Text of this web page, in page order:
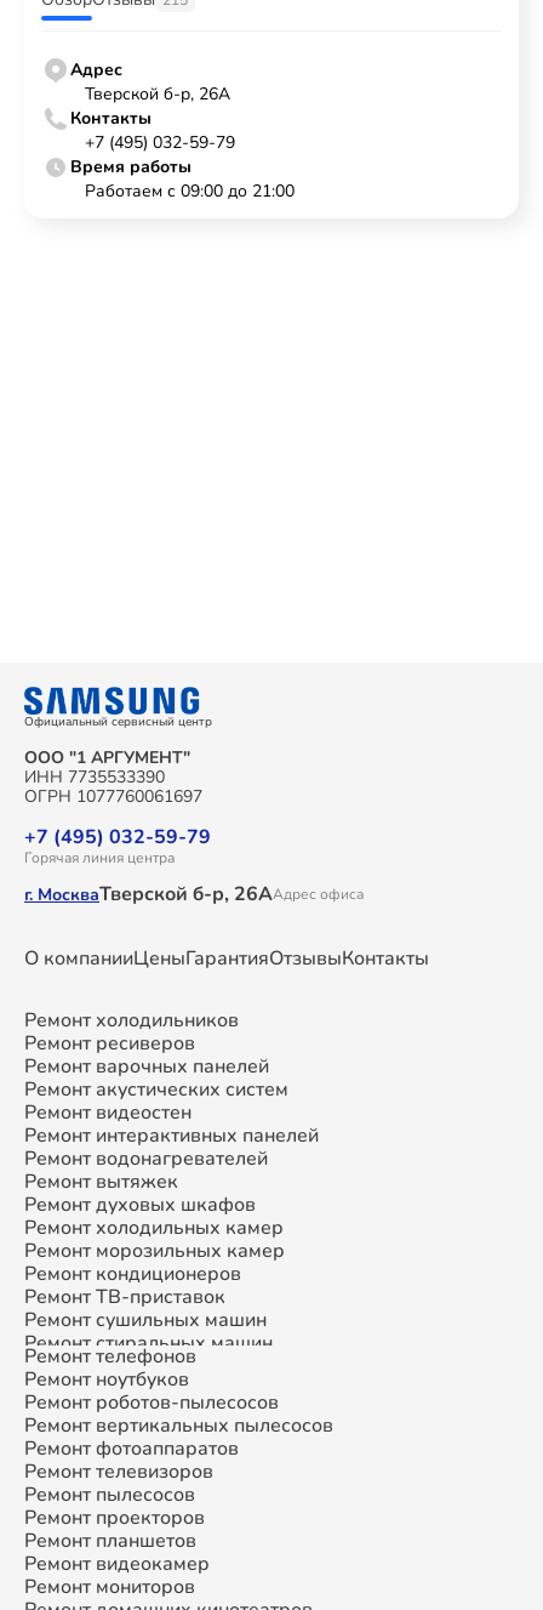
Адрес
Тверской б-р, 26А
Контакты
+7 (495) 032-59-79
Время работы
Работаем с 09:00 до 21:00
Официальный сервисный центр
ООО "1 АРГУМЕНТ"
ИНН 7735533390
ОГРН 1077760061697
+7 (495) 032-59-79
Горячая линия центра
г. МоскваТверской б-р, 26ААдрес офиса
О компанииЦеныГарантияОтзывыКонтакты
Ремонт холодильников
Ремонт ресиверов
Ремонт варочных панелей
Ремонт акустических систем
Ремонт видеостен
Ремонт интерактивных панелей
Ремонт водонагревателей
Ремонт вытяжек
Ремонт духовых шкафов
Ремонт холодильных камер
Ремонт морозильных камер
Ремонт кондиционеров
Ремонт ТВ-приставок
Ремонт сушильных машин
Ремонт стиральных машин
Ремонт микроволновых печей
Ремонт смарт-часов
Ремонт атс
Ремонт сплит-систем
Ремонт телефонов
Ремонт ноутбуков
Ремонт роботов-пылесосов
Ремонт вертикальных пылесосов
Ремонт фотоаппаратов
Ремонт телевизоров
Ремонт пылесосов
Ремонт проекторов
Ремонт планшетов
Ремонт видеокамер
Ремонт мониторов